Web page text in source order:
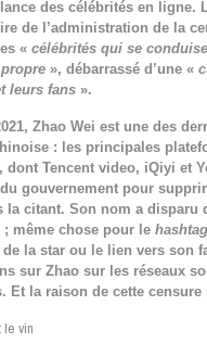
des célébrités en ligne.
de l’administration de la
« célébrités qui se
», débarrassé d’une «
leurs fans».
Zhao Wei est une des
: les principales
dont Tencent video, iQiyi et
gouvernement pour
la citant. Son nom a disparu
; même chose pour le hashtag
de la star ou le lien vers son
sur Zhao sur les réseaux
Et la raison de cette censure
le vin